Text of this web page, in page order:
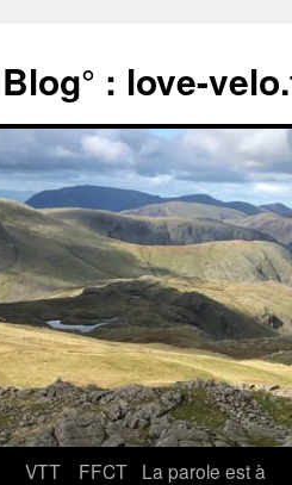
: love-
VTT FFCT La parole est à